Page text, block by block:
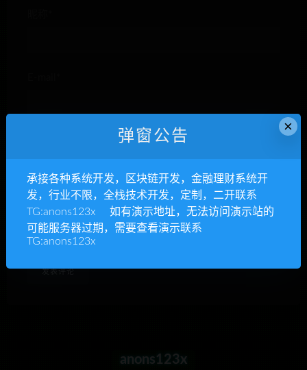
下次发表评论时，请在此浏览器中保存我的姓名、电子
邮件和网站
anons123x
×
弹窗公告
承接各种系统开发，区块链开发，金融理财系统开
发，行业不限，全栈技术开发，定制，二开联系
TG:anons123x 如有演示地址，无法访问演示站的
可能服务器过期，需要查看演示联系
TG:anons123x